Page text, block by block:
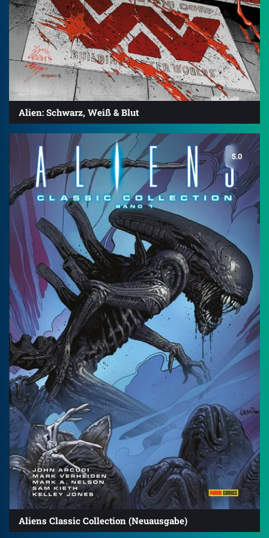
Alien: Schwarz, Weiß & Blut
5.0
Aliens Classic Collection (Neuausgabe)